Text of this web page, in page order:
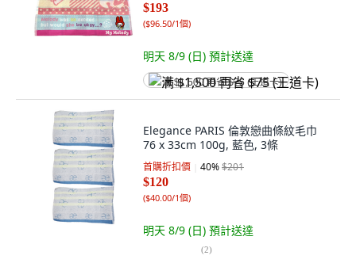
$193
($96.50/1個)
明天 8/9 (日) 預計送達
满 $1,500 再省 $75 (王道卡)
Elegance PARIS 倫敦戀曲條紋毛巾
76 x 33cm 100g, 藍色, 3條
首購折扣價 40%$201
$120
($40.00/1個)
明天 8/9 (日) 預計送達
(2)